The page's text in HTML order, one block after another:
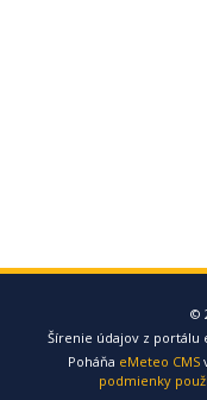
©
Šírenie údajov z portálu
Poháňa eMeteo CMS
podmienky